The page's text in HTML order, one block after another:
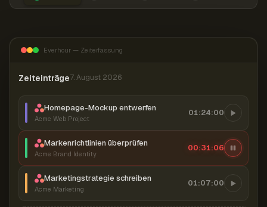
Everhour — Zeiterfassung
Zeiteinträge7. August 2026
Homepage-Mockup entwerfen
Acme Web Project
01:24:00
Markenrichtlinien überprüfen
Acme Brand Identity
00:31:07
Marketingstrategie schreiben
Acme Marketing
01:07:00